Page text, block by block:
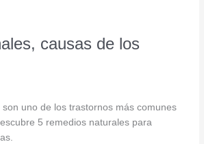
causas de los
son uno de los trastornos más comunes
5 remedios naturales para